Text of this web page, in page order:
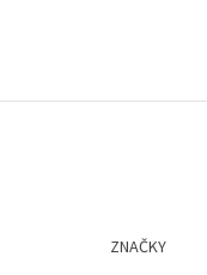
ZNAČKY